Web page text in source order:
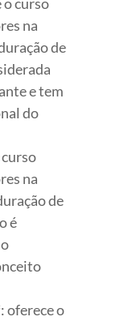
na
de
e tem
do
na
de
é
oferece o